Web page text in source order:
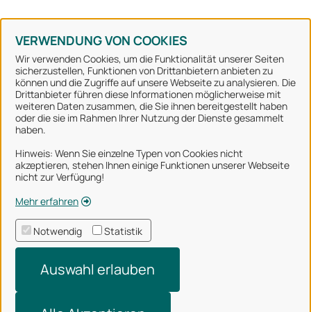
VERWENDUNG VON COOKIES
Wir verwenden Cookies, um die Funktionalität unserer Seiten
sicherzustellen, Funktionen von Drittanbietern anbieten zu
können und die Zugriffe auf unsere Webseite zu analysieren. Die
Drittanbieter führen diese Informationen möglicherweise mit
weiteren Daten zusammen, die Sie ihnen bereitgestellt haben
oder die sie im Rahmen Ihrer Nutzung der Dienste gesammelt
haben.
Hinweis: Wenn Sie einzelne Typen von Cookies nicht
akzeptieren, stehen Ihnen einige Funktionen unserer Webseite
nicht zur Verfügung!
Mehr erfahren
Notwendig Statistik
Auswahl erlauben
Stadt Osnabrück
Alle Rechte vorbehalten
Über uns
Impressum
Datenschutzerklärung